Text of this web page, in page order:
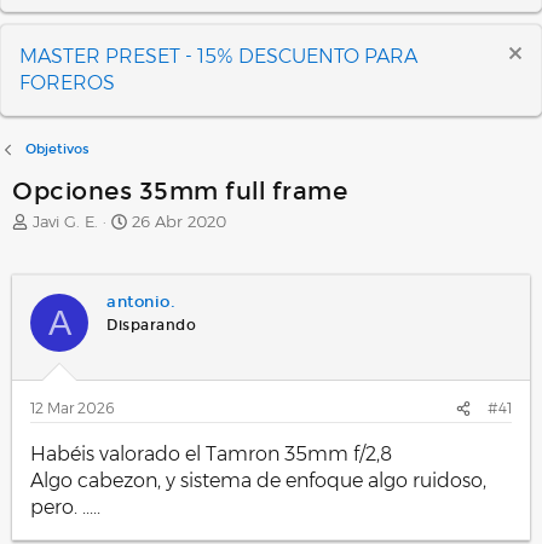
MASTER PRESET - 15% DESCUENTO PARA
FOREROS
Objetivos
Opciones 35mm full frame
A
r
Javi G. E.
F
a
d
i
o
26 Abr 2020
A
antonio.
Disparando
12 Mar 2026 #41
Habéis valorado el Tamron 35mm f/2,8
Algo cabezon, y sistema de enfoque algo ruidoso,
pero. .....